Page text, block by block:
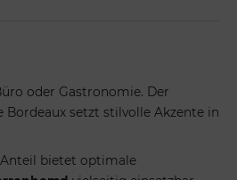
oder Gastronomie. Der
setzt stilvolle Akzente in
bietet optimale